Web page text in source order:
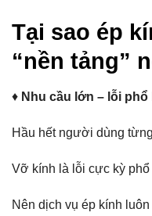
Tại sao ép
“nền tảng”
♦ Nhu cầu lớn – lỗi phổ
Hầu hết người dùng
Vỡ kính là lỗi cực kỳ phổ
Nên dịch vụ ép kính